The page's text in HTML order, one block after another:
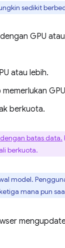
sedikit
GPU atau
atau lebih.
berkuota.
batas data.
berkuota.
model.
mana pun